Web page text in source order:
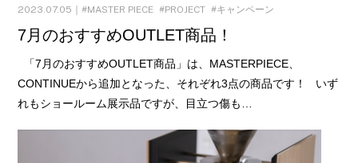
2023.07.05｜ MASTER PIECE PROJECT キャンペーン
7月のおすすめOUTLET商品！
「7月のおすすめOUTLET商品」は、MASTERPIECE、
CONTINUEから追加となった、それぞれ3点の商品です！ いず
れもショールーム展示品ですが、目立つ傷も…